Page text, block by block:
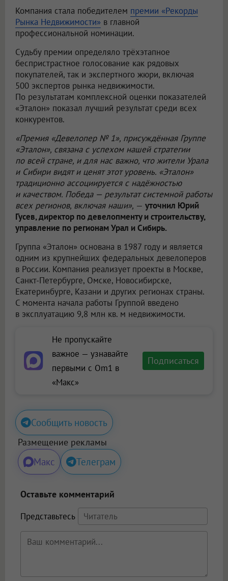
Компания стала победителем премии «Рекорды
Рынка Недвижимости» в главной
профессиональной номинации.
Судьбу премии определяло трёхэтапное
беспристрастное голосование как рядовых
покупателей, так и экспертного жюри, включая
500 экспертов рынка недвижимости.
По результатам комплексной оценки показателей
«Эталон» показал лучший результат среди всех
конкурентов.
«Премия «Девелопер № 1», присуждённая Группе
«Эталон», связана с успехом нашей стратегии
по всей стране, и для нас важно, что жители Урала
и Сибири видят и ценят этот уровень. «Эталон»
традиционно ассоциируется с надёжностью
и качеством. Победа — результат системной работы
всех регионов, включая наши», — уточнил Юрий
Гусев, директор по девелопменту и строительству,
управление по регионам Урал и Сибирь.
Группа «Эталон» основана в 1987 году и является
одним из крупнейших федеральных девелоперов
в России. Компания реализует проекты в Москве,
Санкт-Петербурге, Омске, Новосибирске,
Екатеринбурге, Казани и других регионах страны.
С момента начала работы Группой введено
в эксплуатацию 9,8 млн кв. м недвижимости.
Не пропускайте
важное — узнавайте
первыми с Om1 в
«Макс»
Подписаться
Сообщить новость
Размещение рекламы
Макс Телеграм
Оставьте комментарий
Представьтесь